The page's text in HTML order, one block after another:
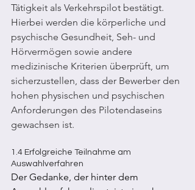
Tätigkeit als Verkehrspilot bestätigt.
Hierbei werden die körperliche und
psychische Gesundheit, Seh- und
Hörvermögen sowie andere
medizinische Kriterien überprüft, um
sicherzustellen, dass der Bewerber den
hohen physischen und psychischen
Anforderungen des Pilotendaseins
gewachsen ist.
1.4 Erfolgreiche Teilnahme am
Auswahlverfahren
Der Gedanke, der hinter dem